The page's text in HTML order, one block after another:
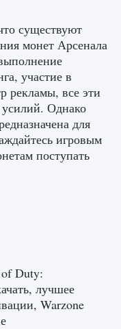
в
0 0
Тамура в
существуют
монет Арсенала
участие в
рекламы, все эти
Однако
для
игровым
поступать
Duty:
лучшее
Warzone